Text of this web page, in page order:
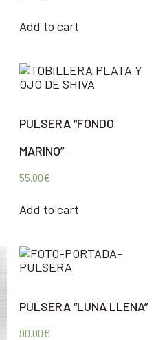
Add to cart
PULSERA “FONDO
MARINO”
55.00€
Add to cart
PULSERA “LUNA LLENA”
90.00€